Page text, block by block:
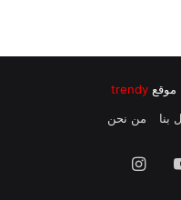
موقع trendy
بنا من نحن
‫YouTube